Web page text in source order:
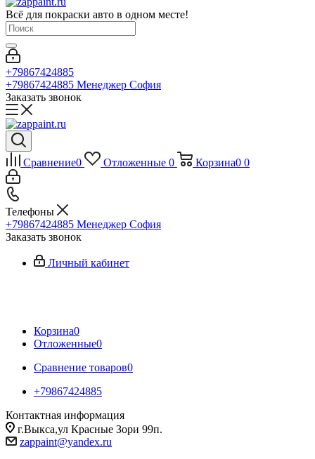
Всё для покраски авто в одном месте!
+79867424885
+79867424885 Менеджер София
Заказать звонок
Сравнение0 Отложенные 0 Корзина0 0
Телефоны
+79867424885 Менеджер София
Заказать звонок
Личный кабинет
Корзина0
Отложенные0
Сравнение товаров0
+79867424885
Контактная информация
г.Выкса,ул Красные Зори 99п.
zappaint@yandex.ru